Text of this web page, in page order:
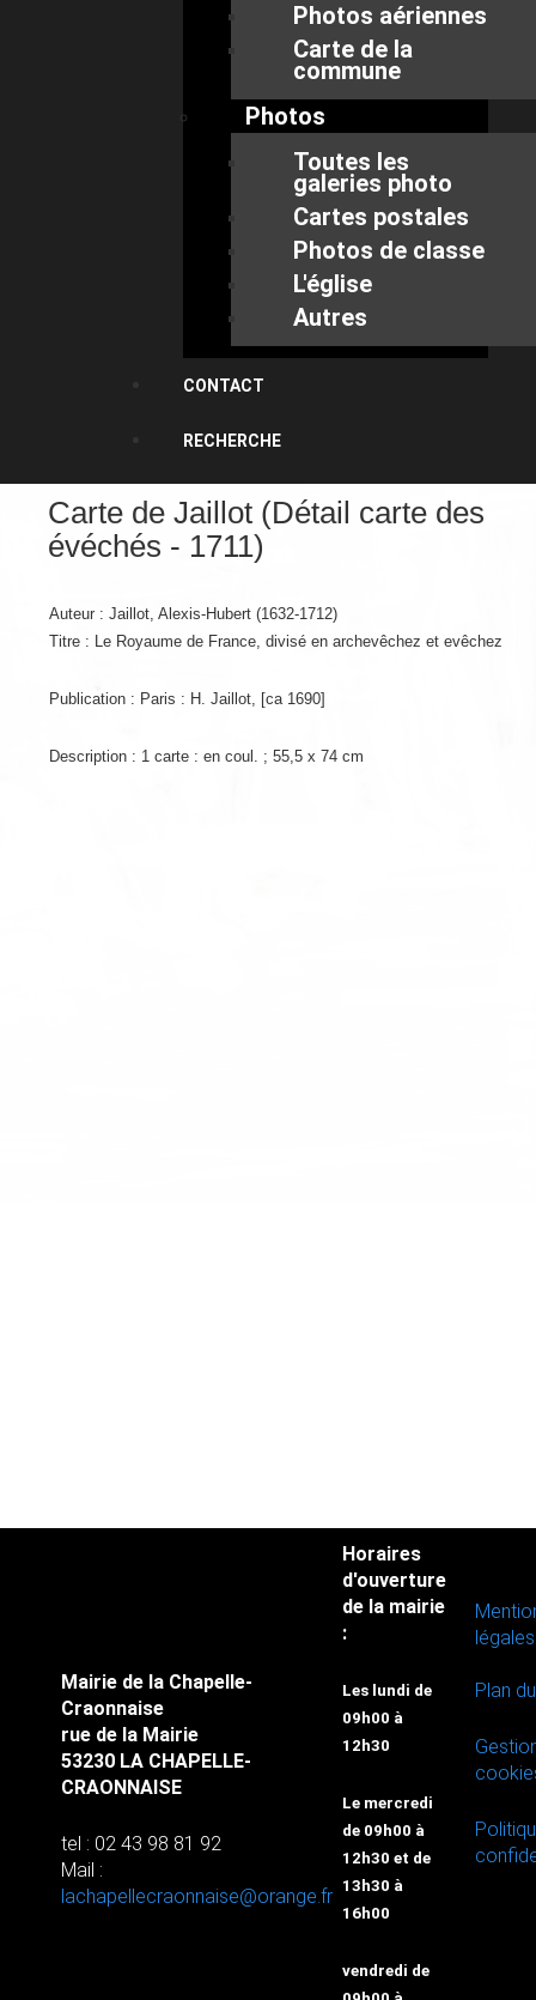
Photos aériennes
Carte de la
commune
Photos
Toutes les
galeries photo
Cartes postales
Photos de classe
L'église
Autres
CONTACT
RECHERCHE
Carte de Jaillot (Détail carte des
évéchés - 1711)
Auteur : Jaillot, Alexis-Hubert (1632-1712)
Titre : Le Royaume de France, divisé en archevêchez et evêchez
Publication : Paris : H. Jaillot, [ca 1690]
Description : 1 carte : en coul. ; 55,5 x 74 cm
Mairie de la Chapelle-
Craonnaise
rue de la Mairie
53230 LA CHAPELLE-
CRAONNAISE
tel : 02 43 98 81 92
Mail :
lachapellecraonnaise@orange.fr
Horaires
d'ouverture
de la mairie
:
Les lundi de
09h00 à
12h30
Le mercredi
de 09h00 à
12h30 et de
13h30 à
16h00
vendredi de
légales
Plan